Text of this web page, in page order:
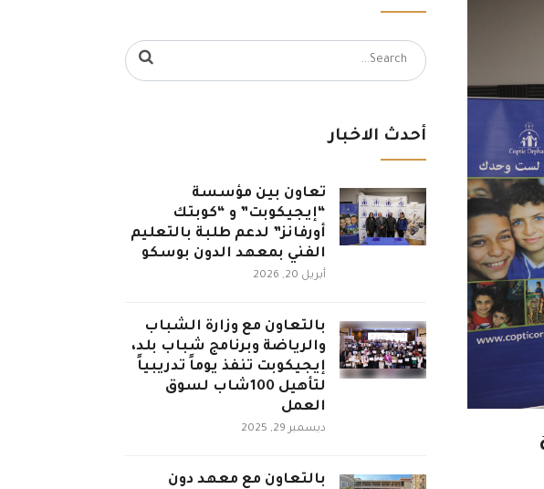
Search
for:
أحدث الاخبار
تعاون بين مؤسسة
“إيجيكوبت” و “كوبتك
أورفانز” لدعم طلبة بالتعليم
الفني بمعهد الدون بوسكو
أبريل 20, 2026
بالتعاون مع وزارة الشباب
والرياضة وبرنامج شباب بلد،
إيجيكوبت تنفذ يوماً تدريبياً
لتأهيل 100شاب لسوق
العمل
ديسمبر 29, 2025
بالتعاون مع معهد دون